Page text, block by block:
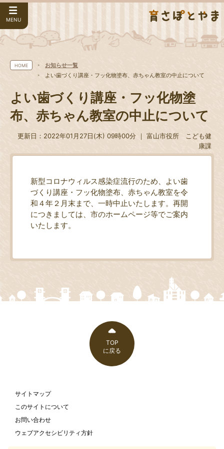
MENU
HOME
お知らせ一覧
よい歯づくり講座・フッ化物塗布、赤ちゃん教室の中止について
よい歯づくり講座・フッ化物塗
布、赤ちゃん教室の中止について
更新日：2022年01月27日(木) 09時00分 ｜ 富山市役所 こども健
康課
新型コロナウィルス感染症流行のため、よい歯
づくり講座・フッ化物塗布、赤ちゃん教室を令
和４年２月末まで、一時中止いたします。再開
につきましては、市のホームページ等でご案内
いたします。
TOP
に戻る
サイトマップ
このサイトについて
お問い合わせ
ウェブアクセシビリティ方針